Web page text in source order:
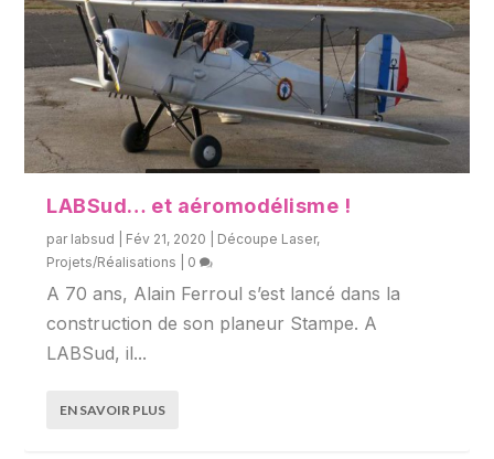
LABSud… et aéromodélisme !
par labsud Fév 21, 2020 Découpe Laser,
Projets/Réalisations
0
A 70 ans, Alain Ferroul s’est lancé dans la
construction de son planeur Stampe. A
LABSud, il...
EN SAVOIR PLUS